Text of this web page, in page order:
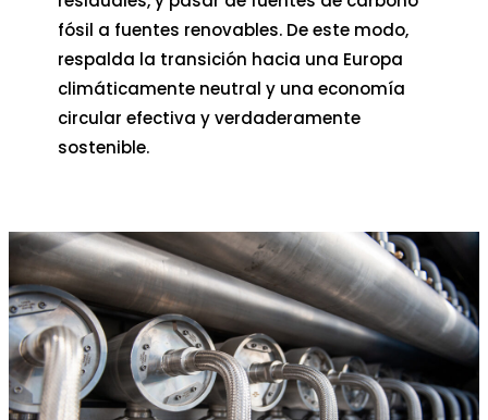
fósil a fuentes renovables. De este modo,
respalda la transición hacia una Europa
climáticamente neutral y una economía
circular efectiva y verdaderamente
sostenible.